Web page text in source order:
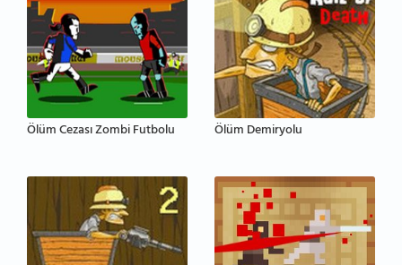
Ölüm Cezası Zombi Futbolu Ölüm Demiryolu